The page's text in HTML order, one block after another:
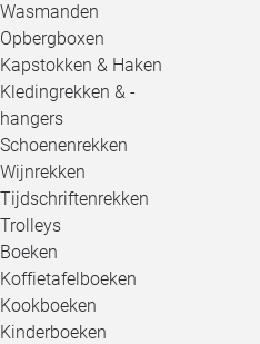
Wasmanden
Opbergboxen
Kapstokken & Haken
Kledingrekken & -
hangers
Schoenenrekken
Wijnrekken
Tijdschriftenrekken
Trolleys
Boeken
Koffietafelboeken
Kookboeken
Kinderboeken